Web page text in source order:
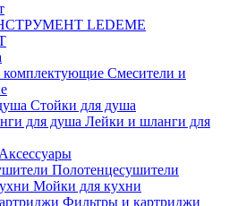
LEDEME
Смесители и
Стойки для душа
Лейки и шланги для
Аксессуары
Полотенцесушители
Мойки для кухни
Фильтры и картриджи